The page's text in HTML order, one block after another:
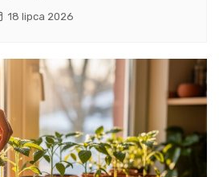
18 lipca 2026